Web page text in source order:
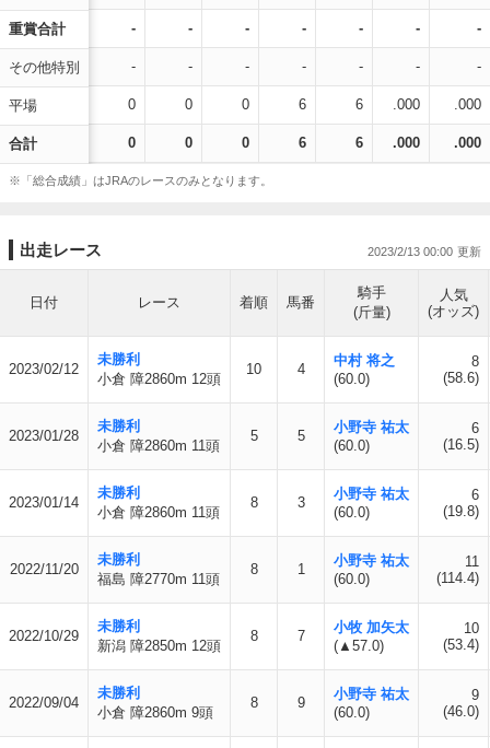
重賞合計
その他特別
平場
合計
- - - - - - -
- - - - - - -
0 0 0 6 6 .000 .000
0 0 0 6 6 .000 .000
※「総合成績」はJRAのレースのみとなります。
出走レース 2023/2/13 00:00
日付 レース 着順 馬番
騎手
(斤量)
人気
(オッズ)
2023/02/12
未勝利
小倉 障2860m 12頭
10 4
中村 将之
(60.0)
8
(58.6)
2023/01/28
未勝利
小倉 障2860m 11頭
5 5
小野寺 祐太
(60.0)
6
(16.5)
2023/01/14
未勝利
小倉 障2860m 11頭
8 3
小野寺 祐太
(60.0)
6
(19.8)
2022/11/20
未勝利
福島 障2770m 11頭
8 1
小野寺 祐太
(60.0)
11
(114.4)
2022/10/29
未勝利
新潟 障2850m 12頭
8 7
小牧 加矢太
(▲57.0)
10
(53.4)
2022/09/04
未勝利
小倉 障2860m 9頭
8 9
小野寺 祐太
(60.0)
9
(46.0)